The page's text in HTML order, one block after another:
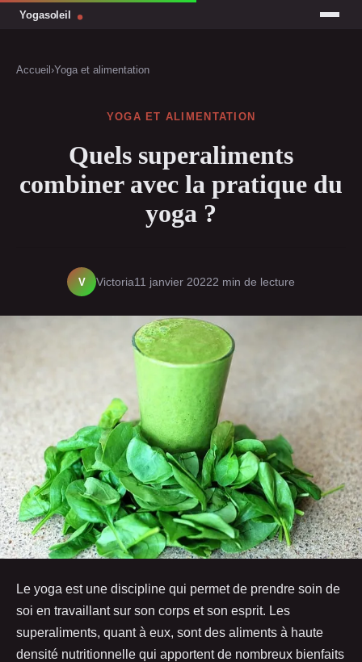
Accueil ›Yoga et alimentation
YOGA ET ALIMENTATION
Quels superaliments
combiner avec la pratique du
yoga ?
V Victoria11 janvier 20222 min de lecture
Le yoga est une discipline qui permet de prendre soin de
soi en travaillant sur son corps et son esprit. Les
superaliments, quant à eux, sont des aliments à haute
densité nutritionnelle qui apportent de nombreux bienfaits